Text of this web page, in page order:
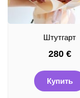
Штутгарт
280 €
Купить